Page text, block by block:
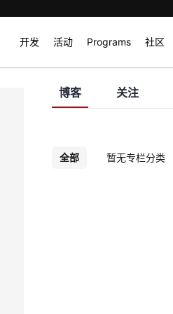
开发 活动 Programs 社区
博客 关注
全部 暂无专栏分类